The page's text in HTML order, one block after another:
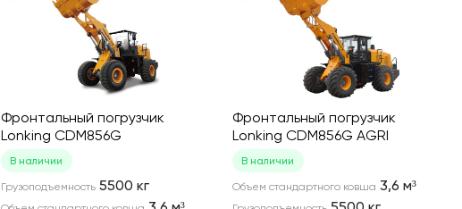
Фронтальный погрузчик
Lonking CDM856G
В наличии
Грузоподъемность 5500 кг
Фронтальный погрузчик
Lonking CDM856G AGRI
В наличии
Объем стандартного ковша 3,6 м³